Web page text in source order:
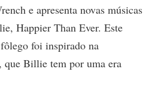
e apresenta novas músicas
Happier Than Ever. Este
foi inspirado na
que Billie tem por uma era